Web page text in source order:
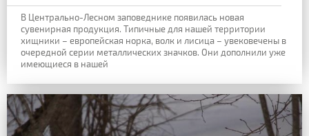
В Центрально-Лесном заповеднике появилась новая
сувенирная продукция. Типичныедля нашей территории
хищники – европейская норка, волк и лисица – увековечены в
очередной серии металлических значков. Они дополнили уже
имеющиеся в нашей